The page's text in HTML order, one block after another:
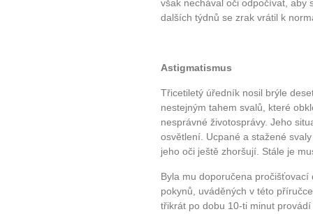
však nechával oči odpočívat, aby
dalších týdnů se zrak vrátil k
Astigmatismus
Třicetiletý úředník nosil brýle
nestejným tahem svalů, které
nesprávné životosprávy. Jeho
osvětlení. Ucpané a stažené
jeho oči ještě zhoršují. Stále je
Byla mu doporučena
pokynů, uváděných v této
třikrát po dobu 10-ti minut